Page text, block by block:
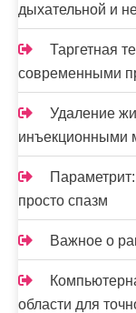
дыхательной и
Таргетная
современными
Удаление
инъекционными
просто спазм
Важное о
области для